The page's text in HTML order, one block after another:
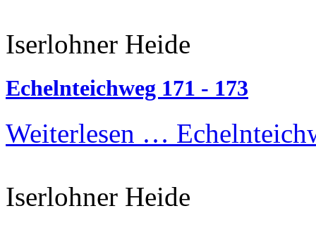
Iserlohner Heide
Echelnteichweg 171 - 173
Weiterlesen …
Iserlohner Heide